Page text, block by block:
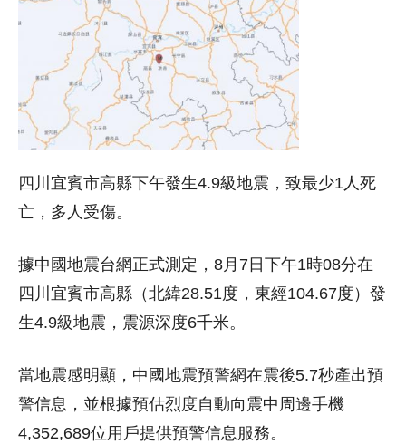
四川宜賓市高縣下午發生4.9級地震，致最少1人死
亡，多人受傷。
據中國地震台網正式測定，8月7日下午1時08分在
四川宜賓市高縣（北緯28.51度，東經104.67度）發
生4.9級地震，震源深度6千米。
當地震感明顯，中國地震預警網在震後5.7秒產出預
警信息，並根據預估烈度自動向震中周邊手機
4,352,689位用戶提供預警信息服務。